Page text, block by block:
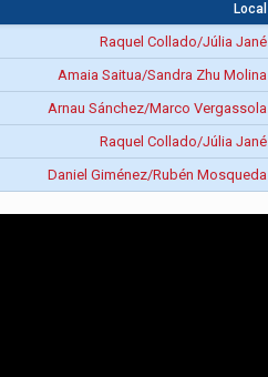
Local
Raquel Collado/Júlia Jané
Amaia Saitua/Sandra Zhu Molina
Arnau Sánchez/Marco Vergassola
Raquel Collado/Júlia Jané
Daniel Giménez/Rubén Mosqueda